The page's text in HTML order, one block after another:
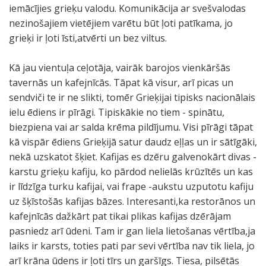
iemācījies grieķu valodu. Komunikācija ar svešvalodas
nezinošajiem vietējiem varētu būt ļoti patīkama, jo
grieķi ir ļoti īsti,atvērti un bez viltus.
Kā jau vientuļa ceļotāja, vairāk barojos vienkāršās
tavernās un kafejnīcās. Tāpat kā visur, arī picas un
sendviči te ir ne slikti, tomēr Grieķijai tipisks nacionālais
ielu ēdiens ir pīrāgi. Tipiskākie no tiem - spinātu,
biezpiena vai ar salda krēma pildījumu. Visi pīrāgi tāpat
kā vispār ēdiens Grieķijā satur daudz eļļas un ir sātīgāki,
nekā uzskatot šķiet. Kafijas es dzēru galvenokārt divas -
karstu grieķu kafiju, ko pārdod nelielās krūzītēs un kas
ir līdzīga turku kafijai, vai frape -aukstu uzputotu kafiju
uz šķīstošās kafijas bāzes. Interesanti,ka restorānos un
kafejnīcās dažkārt pat tikai plikas kafijas dzērājam
pasniedz arī ūdeni. Tam ir gan liela lietošanas vērtība,ja
laiks ir karsts, toties pati par sevi vērtība nav tik liela, jo
arī krāna ūdens ir ļoti tīrs un garšīgs. Tiesa, pilsētās